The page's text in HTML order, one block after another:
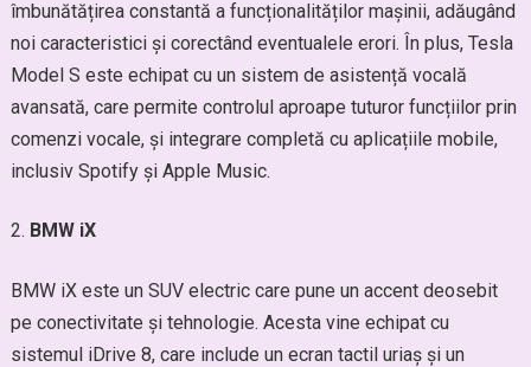
îmbunătățirea constantă a funcționalităților mașinii, adăugând
noi caracteristici și corectând eventualele erori. În plus, Tesla
Model S este echipat cu un sistem de asistență vocală
avansată, care permite controlul aproape tuturor funcțiilor prin
comenzi vocale, și integrare completă cu aplicațiile mobile,
inclusiv Spotify și Apple Music.
BMW iX
BMW iX este un SUV electric care pune un accent deosebit
pe conectivitate și tehnologie. Acesta vine echipat cu
sistemul iDrive 8, care include un ecran tactil uriaș și un